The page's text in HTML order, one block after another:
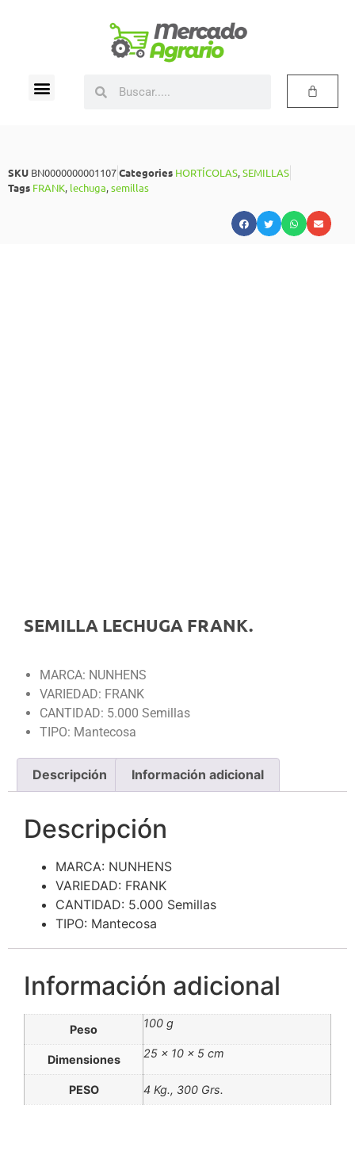
SKU BN0000000001107Categories HORTÍCOLAS,SEMILLAS
Tags FRANK, lechuga,semillas
SEMILLA LECHUGA FRANK.
MARCA: NUNHENS
VARIEDAD: FRANK
CANTIDAD: 5.000 Semillas
TIPO: Mantecosa
Descripción Información adicional
Descripción
MARCA: NUNHENS
VARIEDAD: FRANK
CANTIDAD: 5.000 Semillas
TIPO: Mantecosa
Información adicional
Peso 100 g
Dimensiones 25 × 10 × 5 cm
PESO 4 Kg., 300 Grs.